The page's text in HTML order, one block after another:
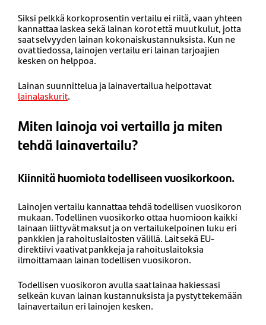
Siksi pelkkä korkoprosentin vertailu ei riitä, vaan yhteen
kannattaa laskea sekä lainan korot että muut kulut, jotta
saat selvyyden lainan kokonaiskustannuksista. Kun ne
ovat tiedossa, lainojen vertailu eri lainan tarjoajien
kesken on helppoa.
Lainan suunnittelua ja lainavertailua helpottavat
lainalaskurit.
Miten lainoja voi vertailla ja miten
tehdä lainavertailu?
Kiinnitä huomiota todelliseen vuosikorkoon.
Lainojen vertailu kannattaa tehdä todellisen vuosikoron
mukaan. Todellinen vuosikorko ottaa huomioon kaikki
lainaan liittyvät maksut ja on vertailukelpoinen luku eri
pankkien ja rahoituslaitosten välillä. Lait sekä EU-
direktiivi vaativat pankkeja ja rahoituslaitoksia
ilmoittamaan lainan todellisen vuosikoron.
Todellisen vuosikoron avulla saat lainaa hakiessasi
selkeän kuvan lainan kustannuksista ja pystyt tekemään
lainavertailun eri lainojen kesken.